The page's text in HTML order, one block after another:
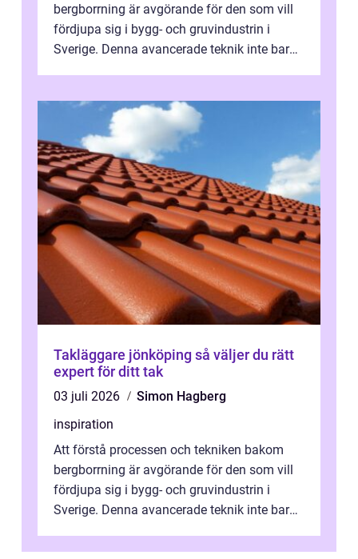
bergborrning är avgörande för den som vill
fördjupa sig i bygg- och gruvindustrin i
Sverige. Denna avancerade teknik inte bara
Takläggare jönköping så väljer du rätt
expert för ditt tak
03 juli 2026
Simon Hagberg
inspiration
Att förstå processen och tekniken bakom
bergborrning är avgörande för den som vill
fördjupa sig i bygg- och gruvindustrin i
Sverige. Denna avancerade teknik inte bara